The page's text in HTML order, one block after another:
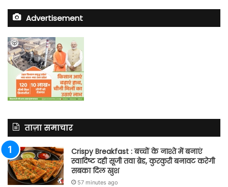
Advertisement
ताज़ा समाचार
Crispy Breakfast : बच्चों के नाश्ते में बनाएं
स्वादिष्ट दही सूजी तवा ब्रेड, कुरकुरी बनावट करेगी
सबका दिल खुश
57 minutes ago